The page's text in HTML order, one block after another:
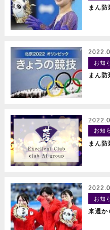
READ MORE まん
READ MORE
お知
まん
READ MORE
お知
まん
READ MORE
お知
来週か